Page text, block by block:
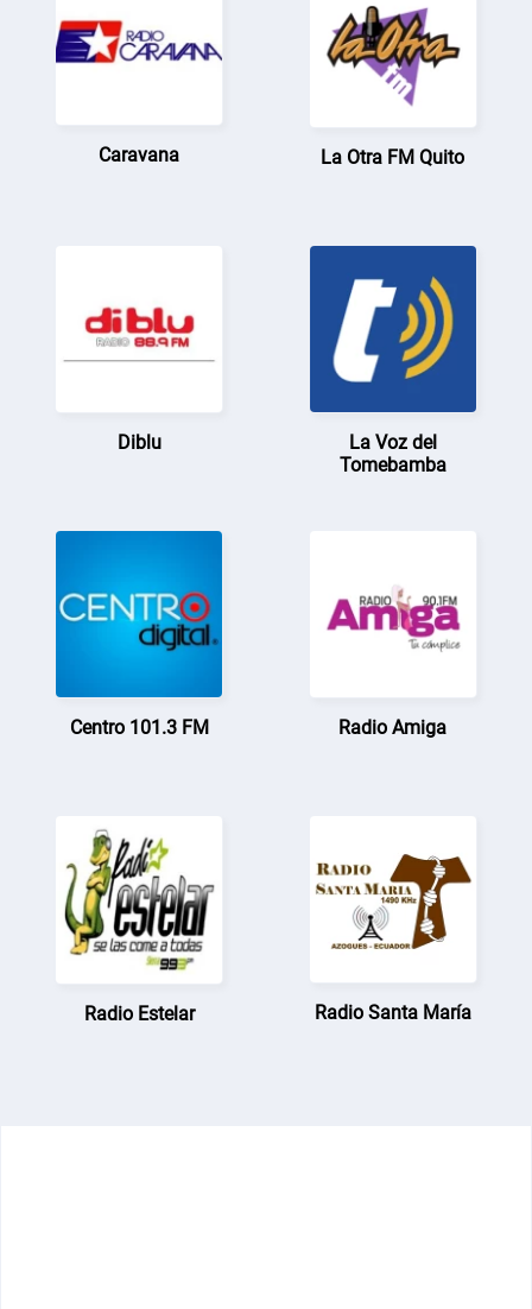
Caravana La Otra FM Quito
Diblu
La Voz del
Tomebamba
Centro 101.3 FM Radio Amiga
Radio Estelar Radio Santa María